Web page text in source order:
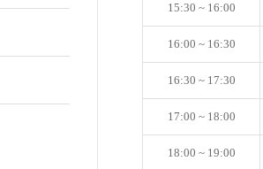
15:30 ~ 16:00
16:00 ~ 16:30
16:30 ~ 17:30
17:00 ~ 18:00
18:00 ~ 19:00